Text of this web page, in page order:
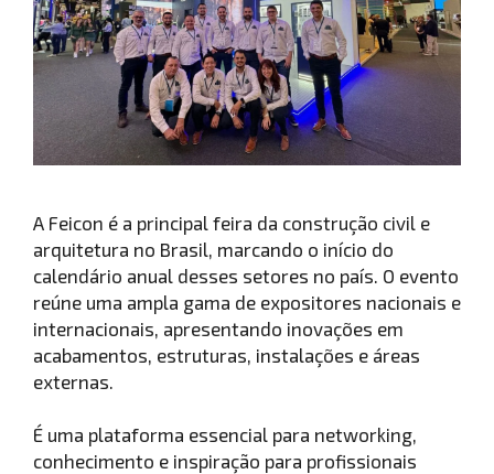
A Feicon é a principal feira da construção civil e
arquitetura no Brasil, marcando o início do
calendário anual desses setores no país. O evento
reúne uma ampla gama de expositores nacionais e
internacionais, apresentando inovações em
acabamentos, estruturas, instalações e áreas
externas.
É uma plataforma essencial para networking,
conhecimento e inspiração para profissionais